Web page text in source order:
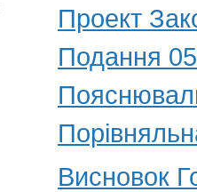
Проект
Подання
Висновок